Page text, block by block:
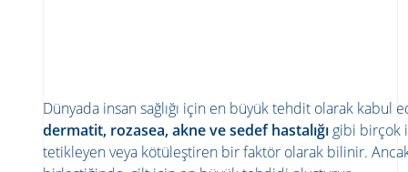
Dünyada insan sağlığı için en büyük tehdit olarak kabul
dermatit, rozasea, akne ve sedef hastalığı gibi birçok
tetikleyen veya kötüleştiren bir faktör olarak bilinir.